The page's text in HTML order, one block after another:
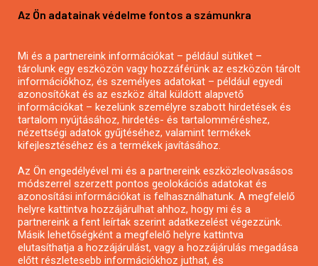
Mezőgazdasági pályázatírás
Pályázatírás civil szervezeteknek
Pályázatírás önkormányzatoknak
Pályázatfigyelés
Specifikus pályázatfigyelés vagy hírlevél
Pályázatok magánszemélyeknek
Pályázatok civil szervezeteknek
Pályázatok vállalkozásoknak
Az Ön adatainak védelme fontos a számunkra
Mi és a partnereink információkat – például sütiket –
tárolunk egy eszközön vagy hozzáférünk az eszközön tárolt
információkhoz, és személyes adatokat – például egyedi
azonosítókat és az eszköz által küldött alapvető
információkat – kezelünk személyre szabott hirdetések és
tartalom nyújtásához, hirdetés- és tartalomméréshez,
nézettségi adatok gyűjtéséhez, valamint termékek
kifejlesztéséhez és a termékek javításához.
Az Ön engedélyével mi és a partnereink eszközleolvasásos
módszerrel szerzett pontos geolokációs adatokat és
azonosítási információkat is felhasználhatunk. A megfelelő
helyre kattintva hozzájárulhat ahhoz, hogy mi és a
partnereink a fent leírtak szerint adatkezelést végezzünk.
Másik lehetőségként a megfelelő helyre kattintva
elutasíthatja a hozzájárulást, vagy a hozzájárulás megadása
előtt részletesebb információkhoz juthat, és